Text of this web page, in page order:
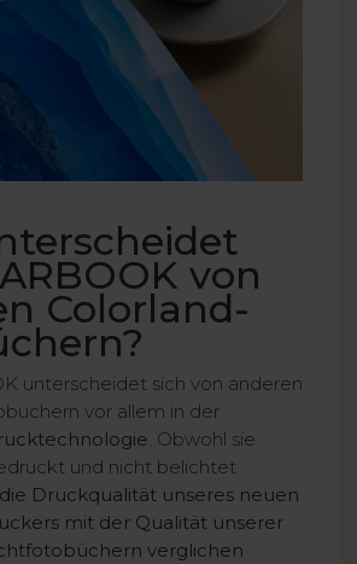
von
Colorland-
unterscheidet sich von anderen
vor allem in der
. Obwohl sie
und nicht belichtet
Druckqualität unseres neuen
mit der Qualität unserer
verglichen